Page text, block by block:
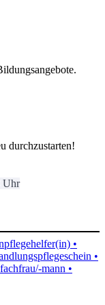
durchzustarten!
Uhr